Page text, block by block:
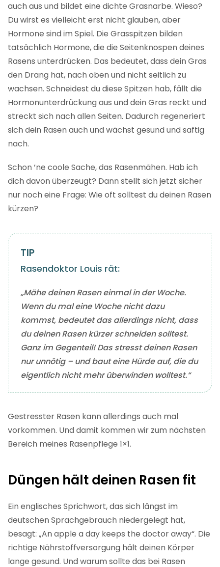
auch aus und bildet eine dichte Grasnarbe. Wieso?
Du wirst es vielleicht erst nicht glauben, aber
Hormone sind im Spiel. Die Grasspitzen bilden
tatsächlich Hormone, die die Seitenknospen deines
Rasens unterdrücken. Das bedeutet, dass dein Gras
den Drang hat, nach oben und nicht seitlich zu
wachsen. Schneidest du diese Spitzen hab, fällt die
Hormonunterdrückung aus und dein Gras reckt und
streckt sich nach allen Seiten. Dadurch regeneriert
sich dein Rasen auch und wächst gesund und saftig
nach.
Schon ’ne coole Sache, das Rasenmähen. Hab ich
dich davon überzeugt? Dann stellt sich jetzt sicher
nur noch eine Frage: Wie oft solltest du deinen Rasen
kürzen?
Rasendoktor Louis rät:
„Mähe deinen Rasen einmal in der Woche.
Wenn du mal eine Woche nicht dazu
kommst, bedeutet das allerdings nicht, dass
du deinen Rasen kürzer schneiden solltest.
Ganz im Gegenteil! Das stresst deinen Rasen
nur unnötig – und baut eine Hürde auf, die du
eigentlich nicht mehr überwinden wolltest.“
Gestresster Rasen kann allerdings auch mal
vorkommen. Und damit kommen wir zum nächsten
Bereich meines Rasenpflege 1×1.
Düngen hält deinen Rasen fit
Ein englisches Sprichwort, das sich längst im
deutschen Sprachgebrauch niedergelegt hat,
besagt: „An apple a day keeps the doctor away“. Die
richtige Nährstoffversorgung hält deinen Körper
lange gesund. Und warum sollte das bei Rasen